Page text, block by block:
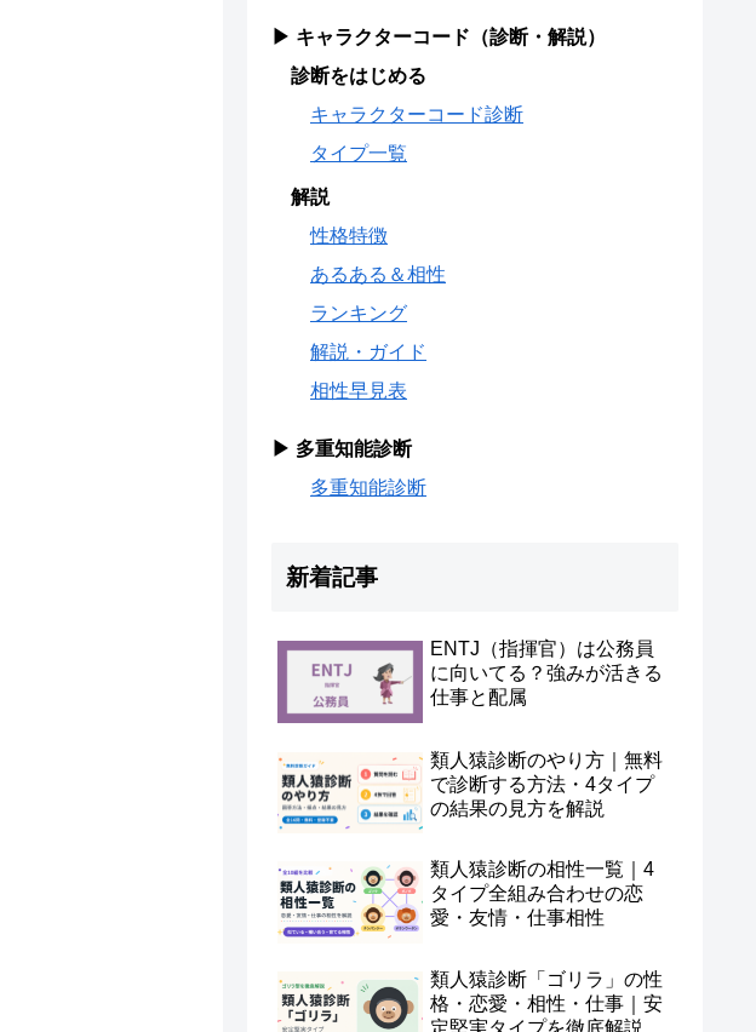
▶ キャラクターコード（診断・解説）
診断をはじめる
キャラクターコード診断
タイプ一覧
解説
性格特徴
あるある＆相性
ランキング
解説・ガイド
相性早見表
▶ 多重知能診断
多重知能診断
新着記事
ENTJ（指揮官）は公務員
に向いてる？強みが活きる
仕事と配属
類人猿診断のやり方｜無料
で診断する方法・4タイプ
の結果の見方を解説
類人猿診断の相性一覧｜4
タイプ全組み合わせの恋
愛・友情・仕事相性
類人猿診断「ゴリラ」の性
格・恋愛・相性・仕事｜安